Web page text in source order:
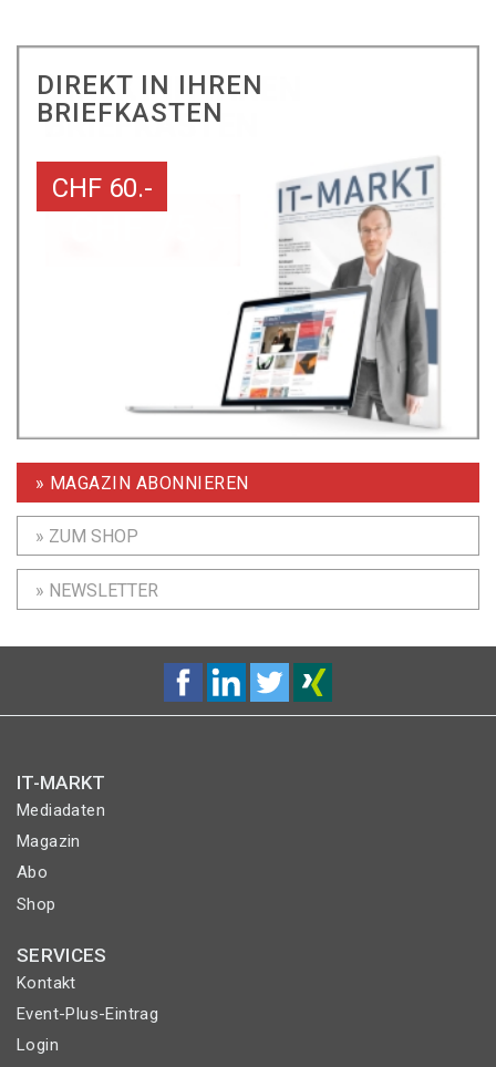
DIREKT IN IHREN
BRIEFKASTEN
CHF 60.-
» MAGAZIN ABONNIEREN
» ZUM SHOP
» NEWSLETTER
IT-MARKT
Mediadaten
Magazin
Abo
Shop
SERVICES
Kontakt
Event-Plus-Eintrag
Login